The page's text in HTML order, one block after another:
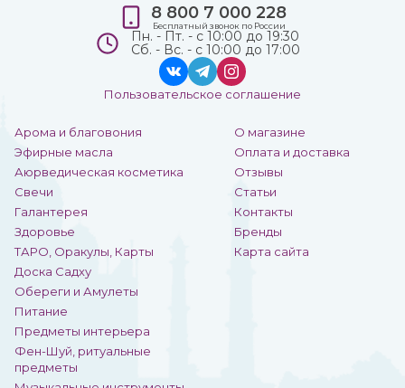
Арома и благовония
Эфирные масла
Аюрведическая косметика
Свечи
Галантерея
Здоровье
ТАРО, Оракулы, Карты
Доска Садху
Обереги и Амулеты
Питание
Предметы интерьера
Фен-Шуй, ритуальные
предметы
О магазине
Оплата и доставка
Отзывы
Статьи
Контакты
Бренды
Карта сайта
8 800 7 000 228
Бесплатный звонок по России
Пн. - Пт. - с 10:00 до 19:30
Сб. - Вс. - с 10:00 до 17:00
Пользовательское соглашение